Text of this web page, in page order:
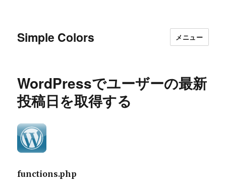
Simple Colors メニュー
WordPressでユーザーの最新
投稿日を取得する
functions.php